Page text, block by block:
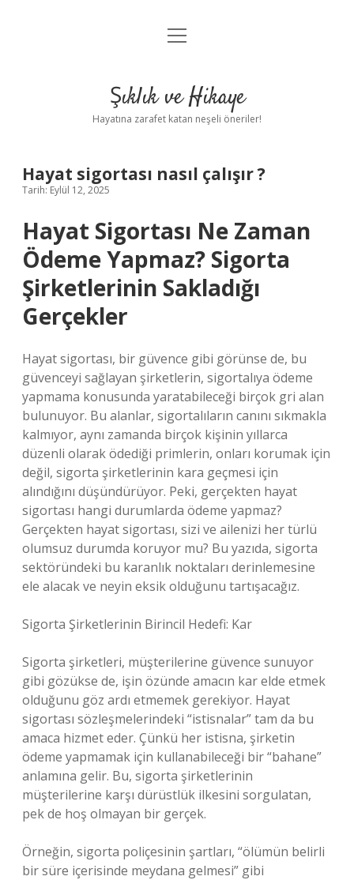
Anasayfa
Yasal Uyarı
menüyü
Şıklık ve Hikaye
Hayatına zarafet katan neşeli öneriler!
Hayat sigortası nasıl çalışır ?
Tarih: Eylül 12, 2025
Hayat Sigortası Ne Zaman
Ödeme Yapmaz? Sigorta
Şirketlerinin Sakladığı
Gerçekler
Hayat sigortası, bir güvence gibi görünse de, bu
güvenceyi sağlayan şirketlerin, sigortalıya ödeme
yapmama konusunda yaratabileceği birçok gri alan
bulunuyor. Bu alanlar, sigortalıların canını sıkmakla
kalmıyor, aynı zamanda birçok kişinin yıllarca
düzenli olarak ödediği primlerin, onları korumak için
değil, sigorta şirketlerinin kara geçmesi için
alındığını düşündürüyor. Peki, gerçekten hayat
sigortası hangi durumlarda ödeme yapmaz?
Gerçekten hayat sigortası, sizi ve ailenizi her türlü
olumsuz durumda koruyor mu? Bu yazıda, sigorta
sektöründeki bu karanlık noktaları derinlemesine
ele alacak ve neyin eksik olduğunu tartışacağız.
Sigorta Şirketlerinin Birincil Hedefi: Kar
Sigorta şirketleri, müşterilerine güvence sunuyor
gibi gözükse de, işin özünde amacın kar elde etmek
olduğunu göz ardı etmemek gerekiyor. Hayat
sigortası sözleşmelerindeki “istisnalar” tam da bu
amaca hizmet eder. Çünkü her istisna, şirketin
ödeme yapmamak için kullanabileceği bir “bahane”
anlamına gelir. Bu, sigorta şirketlerinin
müşterilerine karşı dürüstlük ilkesini sorgulatan,
pek de hoş olmayan bir gerçek.
Örneğin, sigorta poliçesinin şartları, “ölümün belirli
bir süre içerisinde meydana gelmesi” gibi